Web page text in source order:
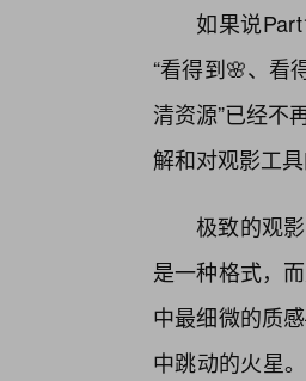
如果说
“看得到🌸、看
清资源”已经不
解和对观影工具
极致的观
是一种格式，
中最细微的质
中跳动的火星